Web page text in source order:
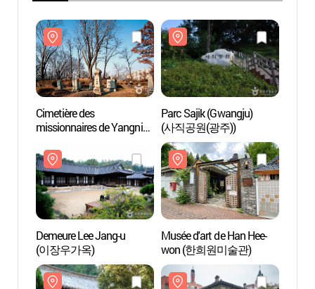
Cimetière des
missionnaires de Yangnim-
묘지)
Parc Sajik (Gwangju)
(사직공원(광주))
Demeure Lee Jang-u
(이장우가옥)
Musée d'art de Han Hee-
won (한희원미술관)